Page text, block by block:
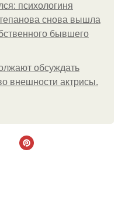
психологиня
снова вышла
бывшего
обсуждать
внешности актрисы.